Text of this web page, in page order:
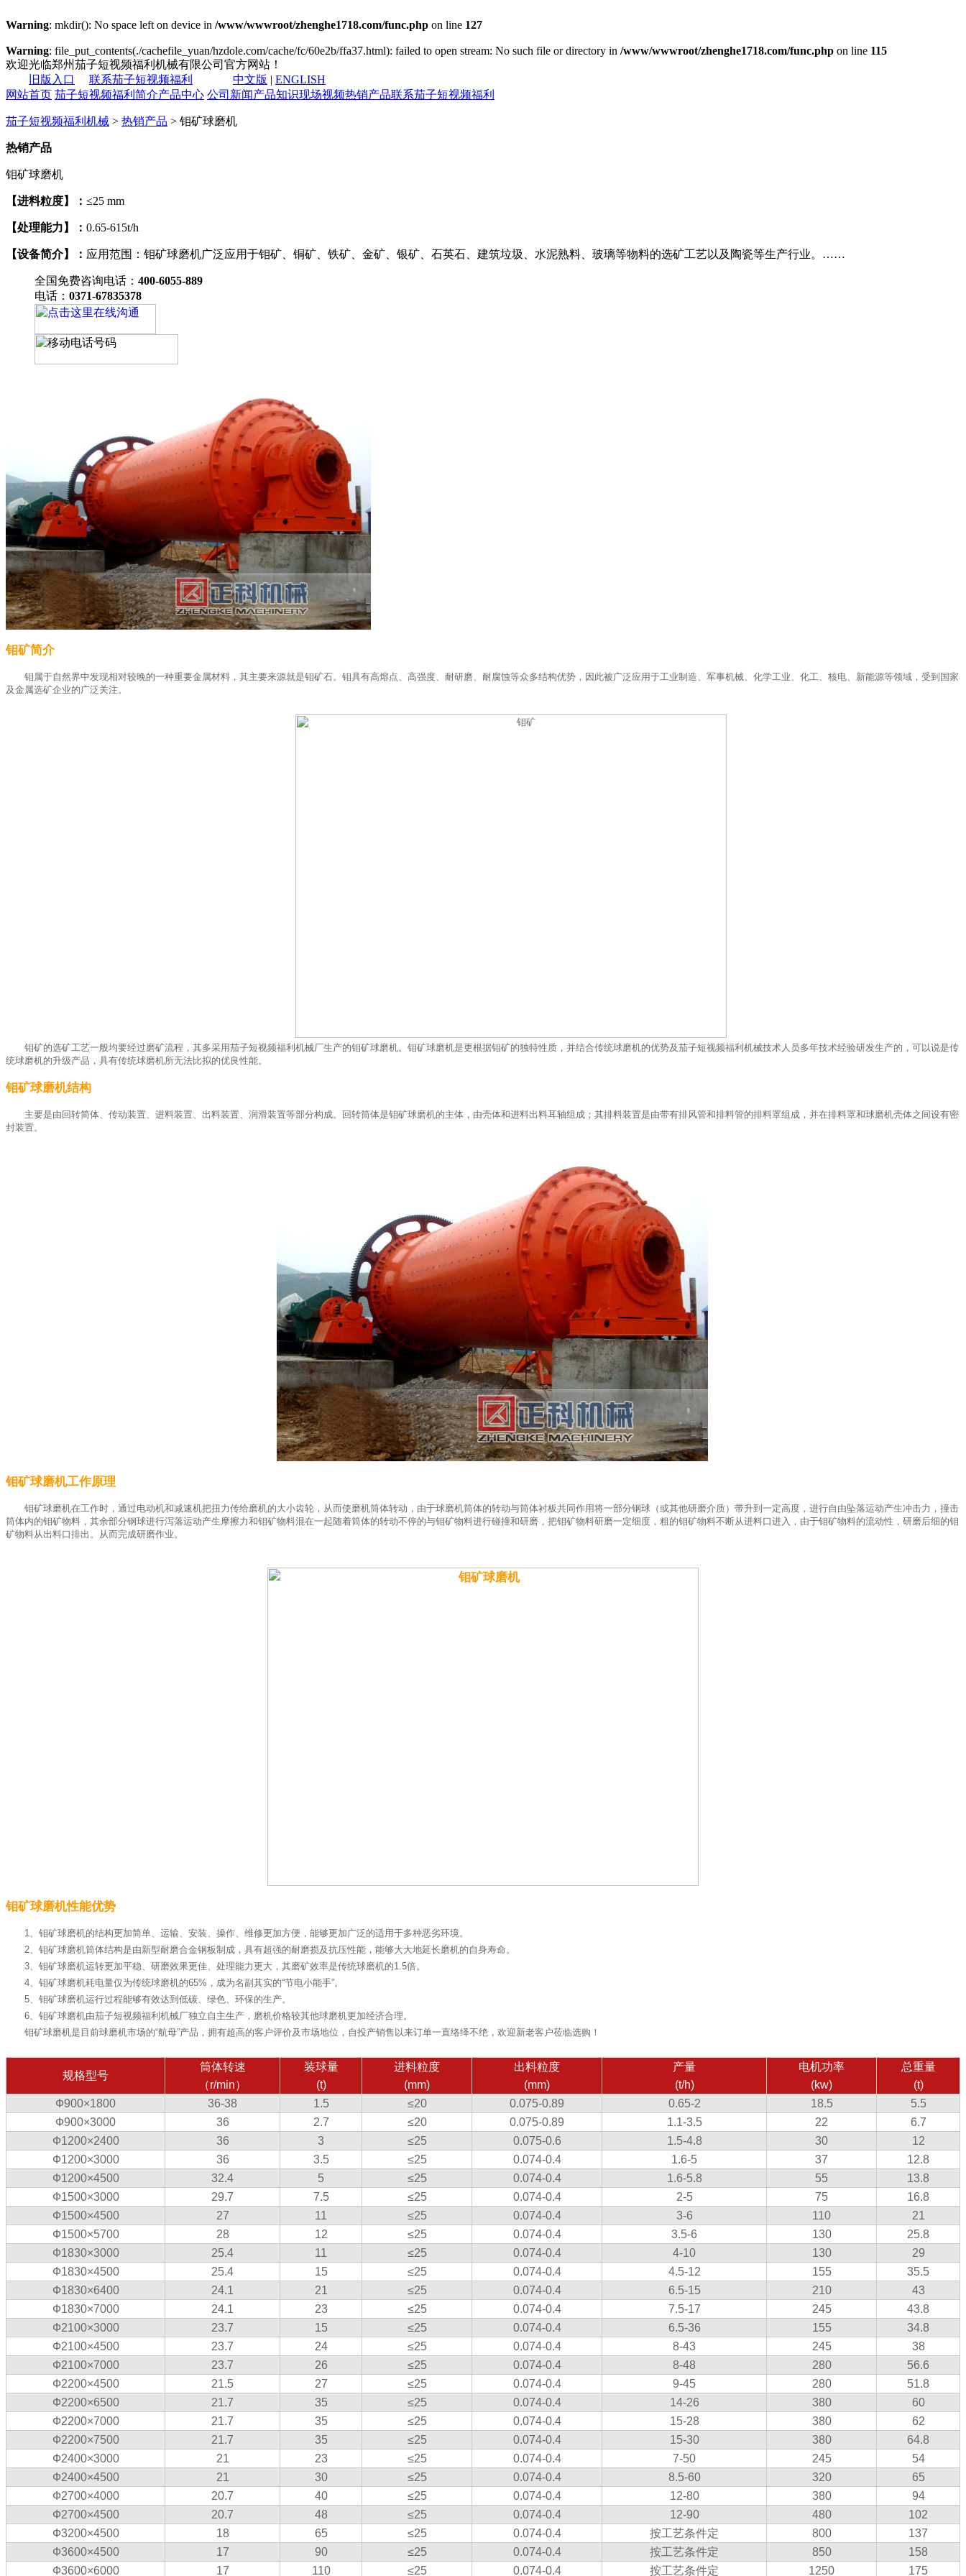
Warning: mkdir(): No space left on device in /www/wwwroot/zhenghe1718.com/func.php on line 127
Warning: file_put_contents(./cachefile_yuan/hzdole.com/cache/fc/60e2b/ffa37.html): failed to open stream: No such file or directory in /www/wwwroot/zhenghe1718.com/func.php on line 115
欢迎光临郑州茄子短视频福利机械有限公司官方网站！
旧版入口
联系茄子短视频福利 中文版 | ENGLISH
网站首页 茄子短视频福利简介产品中心 公司新闻产品知识现场视频热销产品联系茄子短视频福利
茄子短视频福利机械 > 热销产品 > 钼矿球磨机
热销产品
钼矿球磨机
【进料粒度】： ≤25 mm
【处理能力】： 0.65-615t/h
【设备简介】： 应用范围：钼矿球磨机广泛应用于钼矿、铜矿、铁矿、金矿、银矿、石英石、建筑垃圾、水泥熟料、玻璃等物料的选矿工艺以及陶瓷等生产行业。……
全国免费咨询电话： 400-6055-889
电话： 0371-67835378
钼矿简介
钼属于自然界中发现相对较晚的一种重要金属材料，其主要来源就是钼矿石。钼具有高熔点、高强度、耐研磨、耐腐蚀等众多结构优势，因此被广泛应用于工业制造、军事机械、化学工业、化工、核电、新能源等领域，受到国家
及金属选矿企业的广泛关注。
钼矿的选矿工艺一般均要经过磨矿流程，其多采用茄子短视频福利机械厂生产的钼矿球磨机。钼矿球磨机是更根据钼矿的独特性质，并结合传统球磨机的优势及茄子短视频福利机械技术人员多年技术经验研发生产的，可以说是传
统球磨机的升级产品，具有传统球磨机所无法比拟的优良性能。
钼矿球磨机结构
主要是由回转简体、传动装置、进料装置、出料装置、润滑装置等部分构成。回转筒体是钼矿球磨机的主体，由壳体和进料出料耳轴组成；其排料装置是由带有排风管和排料管的排料罩组成，并在排料罩和球磨机壳体之间设有密
封装置。
钼矿球磨机工作原理
钼矿球磨机在工作时，通过电动机和减速机把扭力传给磨机的大小齿轮，从而使磨机筒体转动，由于球磨机筒体的转动与筒体衬板共同作用将一部分钢球（或其他研磨介质）带升到一定高度，进行自由坠落运动产生冲击力，撞击
筒体内的钼矿物料，其余部分钢球进行泻落运动产生摩擦力和钼矿物料混在一起随着筒体的转动不停的与钼矿物料进行碰撞和研磨，把钼矿物料研磨一定细度，粗的钼矿物料不断从进料口进入，由于钼矿物料的流动性，研磨后细的钼
矿物料从出料口排出。从而完成研磨作业。
钼矿球磨机性能优势
1、钼矿球磨机的结构更加简单、运输、安装、操作、维修更加方便，能够更加广泛的适用于多种恶劣环境。
2、钼矿球磨机筒体结构是由新型耐磨合金钢板制成，具有超强的耐磨损及抗压性能，能够大大地延长磨机的自身寿命。
3、钼矿球磨机运转更加平稳、研磨效果更佳、处理能力更大，其磨矿效率是传统球磨机的1.5倍。
4、钼矿球磨机耗电量仅为传统球磨机的65%，成为名副其实的“节电小能手”。
5、钼矿球磨机运行过程能够有效达到低碳、绿色、环保的生产。
6、钼矿球磨机由茄子短视频福利机械厂独立自主生产，磨机价格较其他球磨机更加经济合理。
钼矿球磨机是目前球磨机市场的“航母”产品，拥有超高的客户评价及市场地位，自投产销售以来订单一直络绎不绝，欢迎新老客户莅临选购！
规格型号
筒体转速
（r/min）
装球量
(t)
进料粒度
(mm)
出料粒度
(mm)
产量
(t/h)
电机功率
(kw)
总重量
(t)
Ф900×1800
36-38 1.5 ≤20 0.075-0.89 0.65-2 18.5
5.5
Ф900×3000
36 2.7 ≤20 0.075-0.89 1.1-3.5 22
6.7
Ф1200×2400
36 3 ≤25 0.075-0.6 1.5-4.8 30
12
Ф1200×3000
36 3.5 ≤25 0.074-0.4 1.6-5 37
12.8
Ф1200×4500
32.4 5 ≤25 0.074-0.4 1.6-5.8 55
13.8
Ф1500×3000
29.7 7.5 ≤25 0.074-0.4 2-5 75
16.8
Ф1500×4500
27 11 ≤25 0.074-0.4 3-6 110
21
Ф1500×5700
28 12 ≤25 0.074-0.4 3.5-6 130
25.8
Ф1830×3000
25.4 11 ≤25 0.074-0.4 4-10 130
29
Ф1830×4500
25.4 15 ≤25 0.074-0.4 4.5-12 155
35.5
Ф1830×6400
24.1 21 ≤25 0.074-0.4 6.5-15 210
43
Ф1830×7000
24.1 23 ≤25 0.074-0.4 7.5-17 245
43.8
Ф2100×3000
23.7 15 ≤25 0.074-0.4 6.5-36 155
34.8
Ф2100×4500
23.7 24 ≤25 0.074-0.4 8-43 245
38
Ф2100×7000
23.7 26 ≤25 0.074-0.4 8-48 280
56.6
Ф2200×4500
21.5 27 ≤25 0.074-0.4 9-45 280
51.8
Ф2200×6500
21.7 35 ≤25 0.074-0.4 14-26 380
60
Ф2200×7000
21.7 35 ≤25 0.074-0.4 15-28 380
62
Ф2200×7500
21.7 35 ≤25 0.074-0.4 15-30 380
64.8
Ф2400×3000
21 23 ≤25 0.074-0.4 7-50 245
54
Ф2400×4500
21 30 ≤25 0.074-0.4 8.5-60 320
65
Ф2700×4000
20.7 40 ≤25 0.074-0.4 12-80 380
94
Ф2700×4500
20.7 48 ≤25 0.074-0.4 12-90 480
102
Ф3200×4500
18 65 ≤25 0.074-0.4 按工艺条件定 800
137
Ф3600×4500
17 90 ≤25 0.074-0.4 按工艺条件定 850
158
Ф3600×6000
17 110 ≤25 0.074-0.4 按工艺条件定 1250 175